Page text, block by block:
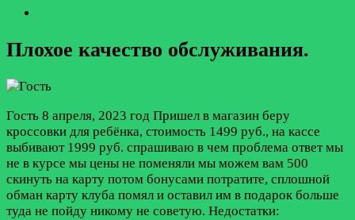
Плохое качество обслуживания.
Гость 8 апреля, 2023 год Пришел в магазин беру
кроссовки для ребёнка, стоимость 1499 руб., на кассе
выбивают 1999 руб. спрашиваю в чем проблема ответ мы
не в курсе мы цены не поменяли мы можем вам 500
скинуть на карту потом бонусами потратите, сплошной
обман карту клуба помял и оставил им в подарок больше
туда не пойду никому не советую. Недостатки: